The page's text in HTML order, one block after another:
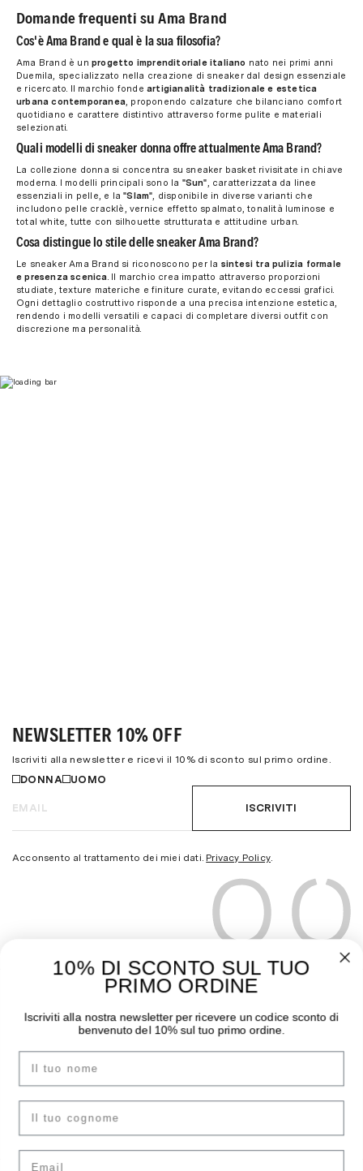
Domande frequenti su Ama Brand
Cos'è Ama Brand e qual è la sua filosofia?
Ama Brand è un progetto imprenditoriale italiano nato nei primi anni
Duemila, specializzato nella creazione di sneaker dal design essenziale
e ricercato. Il marchio fonde artigianalità tradizionale e estetica
urbana contemporanea , proponendo calzature che bilanciano comfort
quotidiano e carattere distintivo attraverso forme pulite e materiali
selezionati.
Quali modelli di sneaker donna offre attualmente Ama Brand?
La collezione donna si concentra su sneaker basket rivisitate in chiave
moderna. I modelli principali sono la "Sun" , caratterizzata da linee
essenziali in pelle, e la"Slam" , disponibile in diverse varianti che
includono pelle cracklè, vernice effetto spalmato, tonalità luminose e
total white, tutte con silhouette strutturata e attitudine urban.
Cosa distingue lo stile delle sneaker Ama Brand?
Le sneaker Ama Brand si riconoscono per la sintesi tra pulizia formale
e presenza scenica . Il marchio crea impatto attraverso proporzioni
studiate, texture materiche e finiture curate, evitando eccessi grafici.
Ogni dettaglio costruttivo risponde a una precisa intenzione estetica,
rendendo i modelli versatili e capaci di completare diversi outfit con
discrezione ma personalità.
NEWSLETTER 10% OFF
Iscriviti alla newsletter e ricevi il 10% di sconto sul primo ordine.
DONNA
UOMO
ISCRIVITI
Acconsento al trattamento dei miei dati. Privacy Policy
I negozi
Contatti
Facebook
Pagamenti
Spedizioni
10% DI SCONTO SUL TUO
PRIMO ORDINE
Iscriviti alla nostra newsletter per ricevere un codice sconto di
benvenuto del 10% sul tuo primo ordine.
Nome
cognome
Email